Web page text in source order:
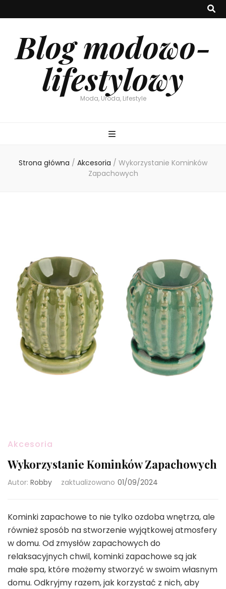
Blog modowo-
lifestylowy
Moda, Uroda, Lifestyle
Strona główna / Akcesoria / Wykorzystanie Kominków
Zapachowych
Akcesoria
Wykorzystanie Kominków Zapachowych
Autor: Robby zaktualizowano 01/09/2024
Kominki zapachowe to nie tylko ozdoba wnętrza, ale
również sposób na stworzenie wyjątkowej atmosfery
w domu. Od zmysłów zapachowych do
relaksacyjnych chwil, kominki zapachowe są jak
małe spa, które możemy stworzyć w swoim własnym
domu. Odkryjmy razem, jak korzystać z nich, aby